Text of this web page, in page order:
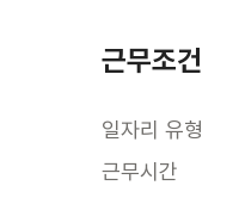
근무조건
일자리 유형
근무시간